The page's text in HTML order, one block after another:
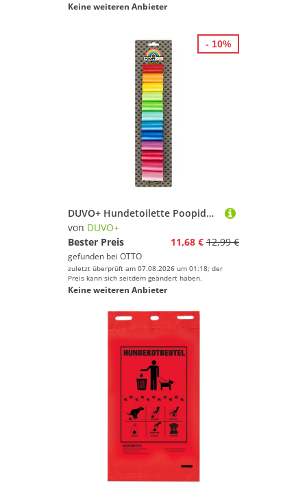
Keine weiteren Anbieter
DUVO+ Hundetoilette Poopidog Hundekotbeutel Rainbow - 12 x 20 Stück
von DUVO+
Bester Preis
11,68 € 12,99 €
gefunden bei OTTO
zuletzt überprüft am 07.08.2026 um 01:18; der
Preis kann sich seitdem geändert haben.
Keine weiteren Anbieter
- 10%